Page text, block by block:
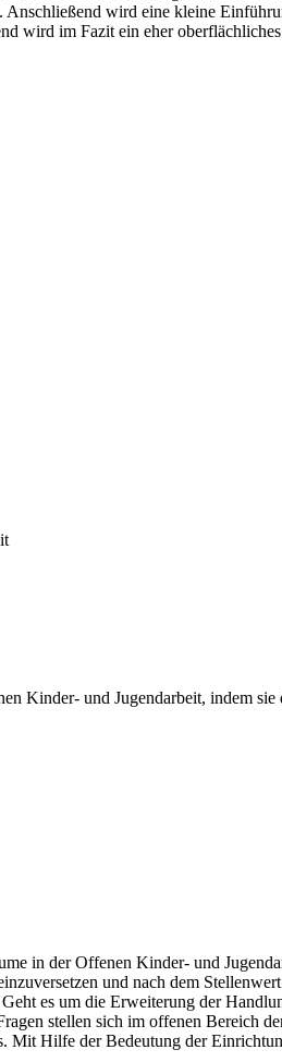
wird eine kleine
wird im Fazit ein eher oberflächliches
Kinder- und Jugendarbeit, indem
in der Offenen Kinder- und
und nach dem
es um die Erweiterung der
stellen sich im offenen Bereich
Mit Hilfe der Bedeutung der